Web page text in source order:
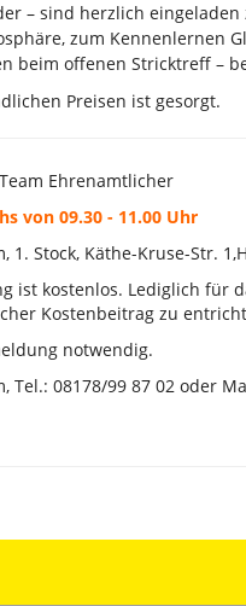
– sind herzlich
zum Kennenlernen
beim offenen Stricktreff –
Preisen ist gesorgt.
Ehrenamtlicher
von 09.30 - 11.00 Uhr
1. Stock, Käthe-Kruse-Str.
ist kostenlos. Lediglich für
Kostenbeitrag zu
notwendig.
Tel.: 08178/99 87 02 oder